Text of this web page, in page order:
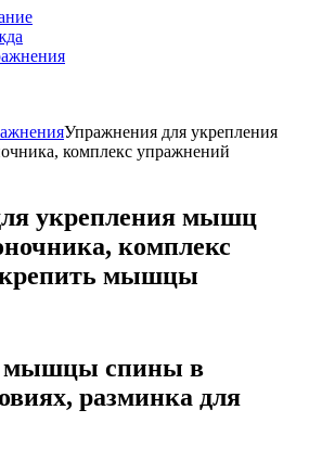
Упражнения для укрепления
комплекс упражнений
укрепления мышц
комплекс
мышцы
мышцы спины в
разминка для